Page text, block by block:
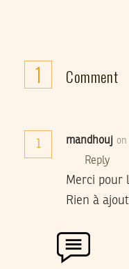
1 Comment
1 mandhouj on
Reply
Merci pour
Rien à